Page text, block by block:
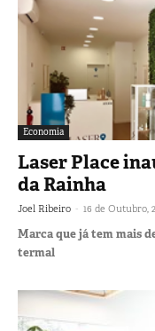
Economia
Laser Place
da Rainha
Joel Ribeiro - 16 de Outubro,
Marca que já tem mais
termal